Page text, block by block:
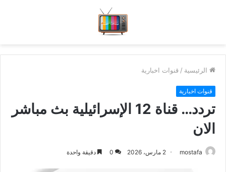
الرئيسية / قنوات اخبارية
قنوات اخبارية
تردد… قناة 12 الإسرائيلية بث مباشر
الان
mostafa 2 مارس، 2026 0 دقيقة واحدة